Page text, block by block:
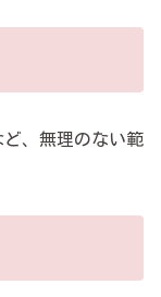
、無理のない範